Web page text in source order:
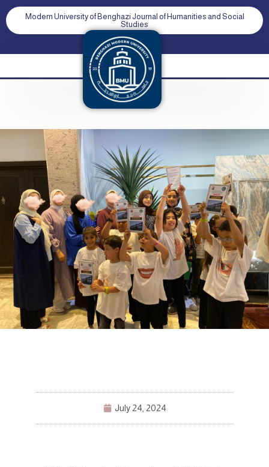
Modern University of Benghazi Journal of Humanities and Social
Studies
July 24, 2024